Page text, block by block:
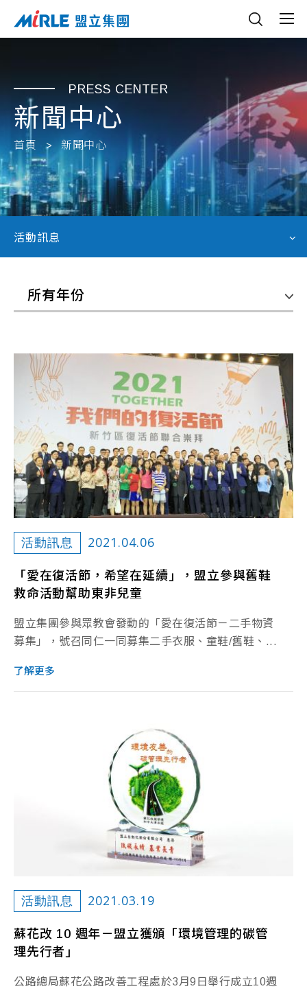
PRESS CENTER
新聞中心
首頁 新聞中心
活動訊息
所有年份
活動訊息 2021.04.06
「愛在復活節，希望在延續」，盟立參與舊鞋
救命活動幫助東非兒童
盟立集團參與眾教會發動的「愛在復活節－二手物資
募集」，號召同仁一同募集二手衣服、童鞋/舊鞋、...
了解更多
活動訊息 2021.03.19
蘇花改 10 週年－盟立獲頒「環境管理的碳管
理先行者」
公路總局蘇花公路改善工程處於3月9日舉行成立10週